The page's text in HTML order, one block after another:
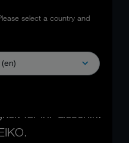
select a country and
für Ihr Geschirr.